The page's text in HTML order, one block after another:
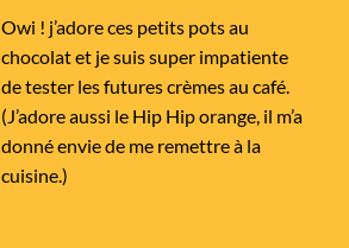
Owi ! j’adore ces petits pots au
chocolat et je suis super impatiente
de tester les futures crèmes au café.
(J’adore aussi le Hip Hip orange, il m’a
donné envie de me remettre à la
cuisine.)